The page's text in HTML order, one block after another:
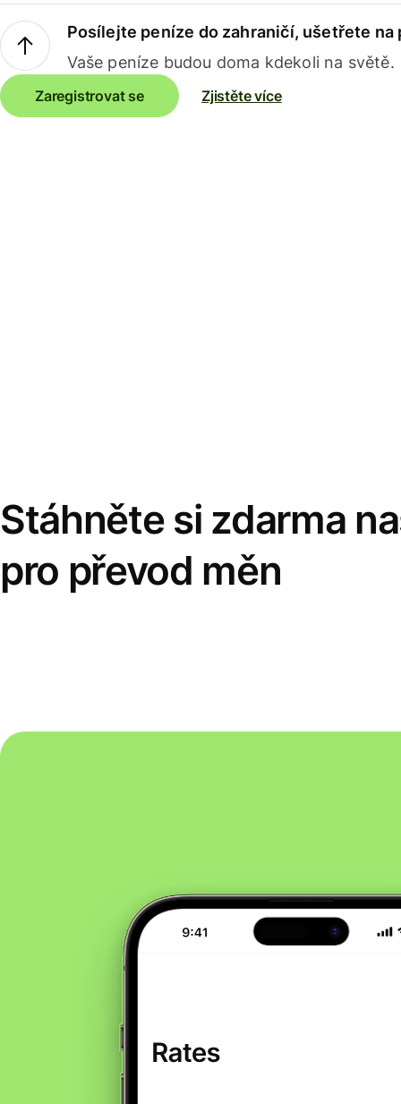
Posílejte peníze do zahraničí, ušetřete na
Vaše peníze budou doma kdekoli na světě.
Zaregistrovat se Zjistěte více
Stáhněte si zdarma
pro převod měn